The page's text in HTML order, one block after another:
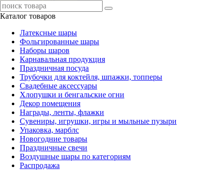
Каталог товаров
Латексные шары
Фольгированные шары
Наборы шаров
Карнавальная продукция
Праздничная посуда
Трубочки для коктейля, шпажки, топперы
Свадебные аксессуары
Хлопушки и бенгальские огни
Декор помещения
Награды, ленты, флажки
Сувениры, игрушки, игры и мыльные пузыри
Упаковка, марблс
Новогодние товары
Праздничные свечи
Воздушные шары по категориям
Распродажа